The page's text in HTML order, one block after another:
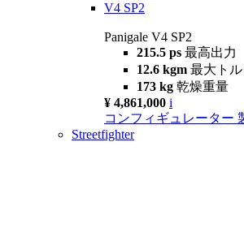
V4 SP2
Panigale V4 SP2
215.5 ps 最高出力
12.6 kgm 最大トル
173 kg 乾燥重量
¥ 4,861,000 i
コンフィギュレーター
Streetfighter